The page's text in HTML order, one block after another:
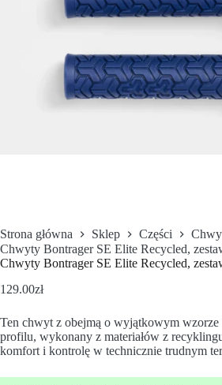
Strona główna Sklep Części
Chwyty Bontrager SE Elite Recycled,
Chwyty Bontrager SE Elite Recycled,
129.00zł
Ten chwyt z obejmą o wyjątkowym
profilu, wykonany z materiałów z
komfort i kontrolę w technicznie trudnym